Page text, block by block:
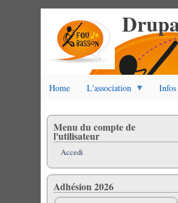
Home L'association Infos
Menu du compte de
l'utilisateur
Accedi
Adhésion 2026